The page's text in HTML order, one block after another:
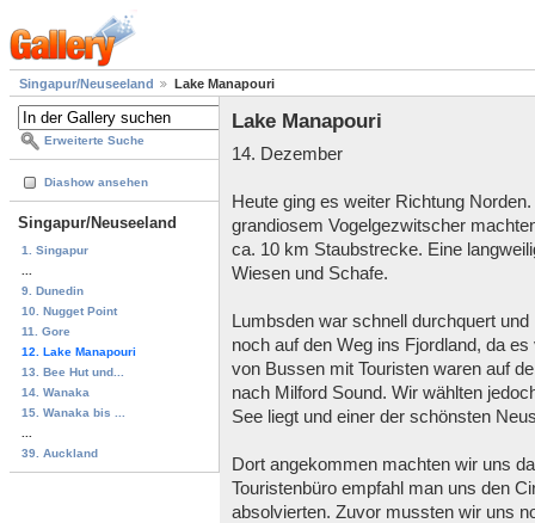
Singapur/Neuseeland Lake Manapouri
Erweiterte Suche
Diashow ansehen
Singapur/Neuseeland
1. Singapur
9. Dunedin
10. Nugget Point
11. Gore
12. Lake Manapouri
13. Bee Hut und...
14. Wanaka
15. Wanaka bis ...
39. Auckland
Lake Manapouri
14. Dezember
Heute ging es weiter Richtung
grandiosem Vogelgezwitscher
ca. 10 km Staubstrecke. Eine
Wiesen und Schafe.
Lumbsden war schnell durchquert
noch auf den Weg ins Fjordland, da
von Bussen mit Touristen waren auf
nach Milford Sound. Wir wählten
See liegt und einer der schönsten
Dort angekommen machten wir uns
Touristenbüro empfahl man uns den
absolvierten. Zuvor mussten wir uns